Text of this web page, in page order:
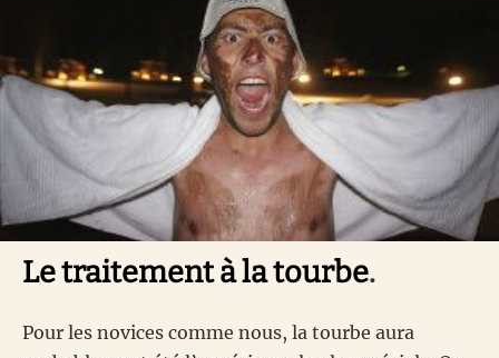
Le traitement à la tourbe.
Pour les novices comme nous, la tourbe aura